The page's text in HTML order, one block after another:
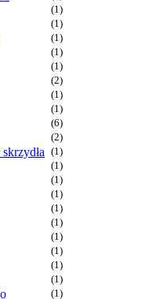
(1)
(1)
(1)
(1)
(1)
(2)
(1)
(1)
(6)
(2)
(1)
(1)
(1)
(1)
(1)
(1)
(1)
(1)
(1)
(1)
(1)